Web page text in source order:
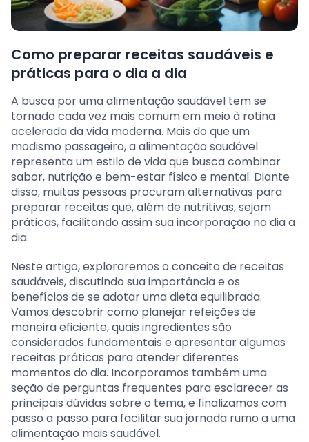
Como preparar receitas saudáveis e
práticas para o dia a dia
A busca por uma alimentação saudável tem se
tornado cada vez mais comum em meio à rotina
acelerada da vida moderna. Mais do que um
modismo passageiro, a alimentação saudável
representa um estilo de vida que busca combinar
sabor, nutrição e bem-estar físico e mental. Diante
disso, muitas pessoas procuram alternativas para
preparar receitas que, além de nutritivas, sejam
práticas, facilitando assim sua incorporação no dia a
dia.
Neste artigo, exploraremos o conceito de receitas
saudáveis, discutindo sua importância e os
benefícios de se adotar uma dieta equilibrada.
Vamos descobrir como planejar refeições de
maneira eficiente, quais ingredientes são
considerados fundamentais e apresentar algumas
receitas práticas para atender diferentes
momentos do dia. Incorporamos também uma
seção de perguntas frequentes para esclarecer as
principais dúvidas sobre o tema, e finalizamos com
passo a passo para facilitar sua jornada rumo a uma
alimentação mais saudável.